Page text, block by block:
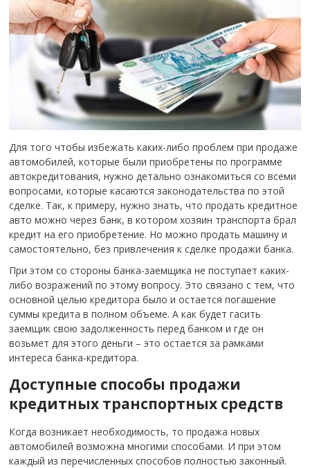
Для того чтобы избежать каких-либо проблем при продаже
автомобилей, которые были приобретены по программе
автокредитования, нужно детально ознакомиться со всеми
вопросами, которые касаются законодательства по этой
сделке. Так, к примеру, нужно знать, что продать кредитное
авто можно через банк, в котором хозяин транспорта брал
кредит на его приобретение. Но можно продать машину и
самостоятельно, без привлечения к сделке продажи банка.
При этом со стороны банка-заемщика не поступает каких-
либо возражений по этому вопросу. Это связано с тем, что
основной целью кредитора было и остается погашение
суммы кредита в полном объеме. А как будет гасить
заемщик свою задолженность перед банком и где он
возьмет для этого деньги – это остается за рамками
интереса банка-кредитора.
Доступные способы продажи
кредитных транспортных средств
Когда возникает необходимость, то продажа новых
автомобилей возможна многими способами. И при этом
каждый из перечисленных способов полностью законный.